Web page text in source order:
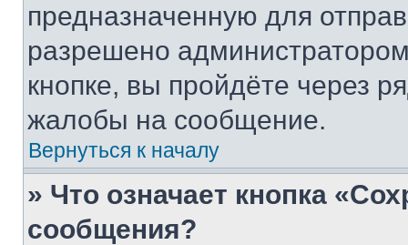
предназначенную для
разрешено
кнопке, вы пройдёте через
жалобы на сообщение.
Вернуться к началу
» Что означает кнопка
сообщения?